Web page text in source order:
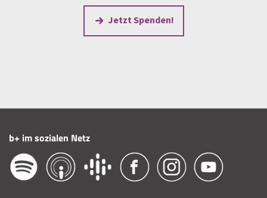
Jetzt Spenden!
b+ im sozialen Netz